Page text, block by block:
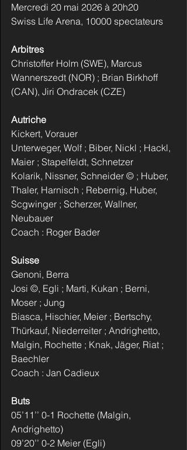
Mercredi 20 mai 2026 à 20h20
Swiss Life Arena, 10000 spectateurs
Arbitres
Christoffer Holm (SWE), Marcus
Wannerszedt (NOR) ; Brian Birkhoff
(CAN), Jiri Ondracek (CZE)
Autriche
Kickert, Vorauer
Unterweger, Wolf ; Biber, Nickl ; Hackl,
Maier ; Stapelfeldt, Schnetzer
Kolarik, Nissner, Schneider © ; Huber,
Thaler, Harnisch ; Rebernig, Huber,
Scgwinger ; Scherzer, Wallner,
Neubauer
Coach : Roger Bader
Suisse
Genoni, Berra
Josi ©, Egli ; Marti, Kukan ; Berni,
Moser ; Jung
Biasca, Hischier, Meier ; Bertschy,
Thürkauf, Niederreiter ; Andrighetto,
Malgin, Rochette ; Knak, Jäger, Riat ;
Baechler
Coach : Jan Cadieux
Buts
05’11’’ 0-1 Rochette (Malgin,
Andrighetto)
09’20’’ 0-2 Meier (Egli)